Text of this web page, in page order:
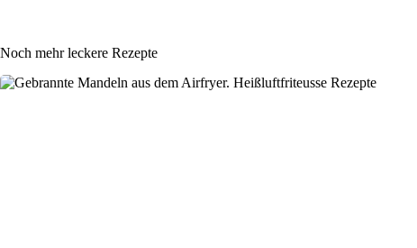
Noch mehr leckere Rezepte